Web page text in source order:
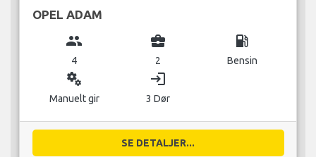
OPEL ADAM
group
4
business_center
2
local_gas_station
Bensin
miscellaneous_services
Manuelt gir
login
3 Dør
SE DETALJER...